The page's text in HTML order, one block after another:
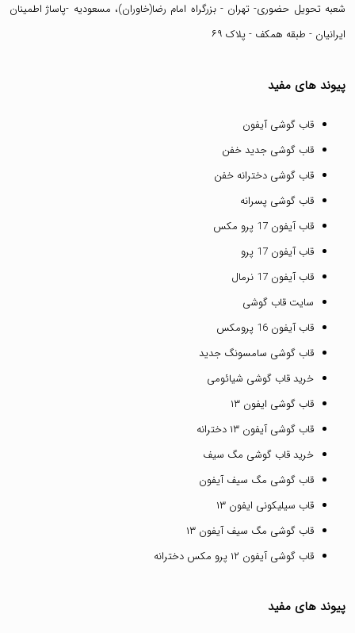
شعبه تحویل حضوری- تهران - بزرگراه امام رضا(خاوران)، مسعودیه -پاساژ اطمینان
ایرانیان - طبقه همکف - پلاک ۶۹
پیوند های مفید
قاب گوشی آیفون
قاب گوشی جدید خفن
قاب گوشی دخترانه خفن
قاب گوشی پسرانه
قاب آیفون 17 پرو مکس
قاب آیفون 17 پرو
قاب آیفون 17 نرمال
سایت قاب گوشی
قاب آیفون 16 پرومکس
قاب گوشی سامسونگ جدید
خرید قاب گوشی شیائومی
قاب گوشی ایفون ۱۳
قاب گوشی آیفون ۱۳ دخترانه
خرید قاب گوشی مگ سیف
قاب گوشی مگ سیف آیفون
قاب سیلیکونی ایفون ۱۳
قاب گوشی مگ سیف آیفون ۱۳
قاب گوشی آیفون ۱۲ پرو مکس دخترانه
پیوند های مفید